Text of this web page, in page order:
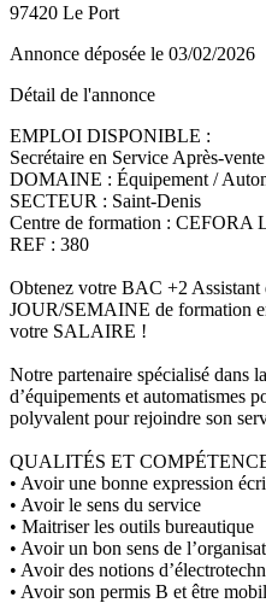
97420 Le Port
Annonce déposée le 03/02/2026
Détail de l'annonce
EMPLOI DISPONIBLE :
Secrétaire en Service Après-
DOMAINE : Équipement /
SECTEUR : Saint-Denis
Centre de formation : CEFORA
REF : 380
Obtenez votre BAC +2 Assistant
JOUR/SEMAINE de formation
votre SALAIRE !
Notre partenaire spécialisé dans
d’équipements et automatismes
polyvalent pour rejoindre son
QUALITÉS ET
• Avoir une bonne expression
• Avoir le sens du service
• Maitriser les outils bureautique
• Avoir un bon sens de
• Avoir des notions
• Avoir son permis B et être